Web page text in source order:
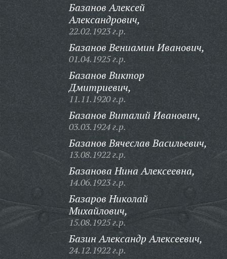
Базанов Алексей
Александрович,
22.02.1923 г.р.
Базанов Вениамин Иванович,
01.04.1925 г.р.
Базанов Виктор
Дмитриевич,
11.11.1920 г.р.
Базанов Виталий Иванович,
03.03.1924 г.р.
Базанов Вячеслав Васильевич,
13.08.1922 г.р.
Базанова Нина Алексеевна,
14.06.1923 г.р.
Базаров Николай
Михайлович,
15.08.1925 г.р.
Базин Александр Алексеевич,
24.12.1922 г.р.